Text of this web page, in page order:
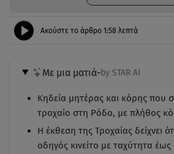
Ακούστε το άρθρο 1:58 λεπτά
Με μια ματιά-by STAR AI
Κηδεία μητέρας και κόρης που
τροχαίο στη Ρόδο, με πλήθος
Η έκθεση της Τροχαίας δείχνει
οδηγός κινείτο με ταχύτητα